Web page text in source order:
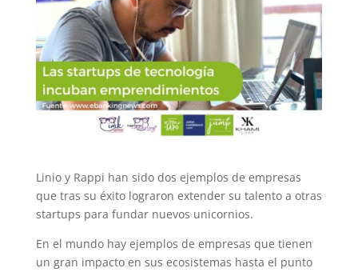
Linio y Rappi han sido dos ejemplos de empresas
que tras su éxito lograron extender su talento a otras
startups para fundar nuevos unicornios.
En el mundo hay ejemplos de empresas que tienen
un gran impacto en sus ecosistemas hasta el punto